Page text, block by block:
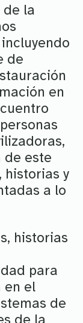
la
de
en
de este
historias y
a lo
historias
para
en el
de
de la